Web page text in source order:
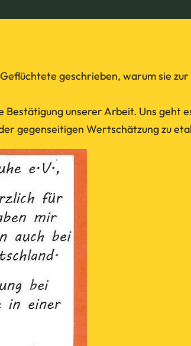
geschrieben, warum sie
unserer Arbeit. Uns geht
gegenseitigen Wertschätzung zu